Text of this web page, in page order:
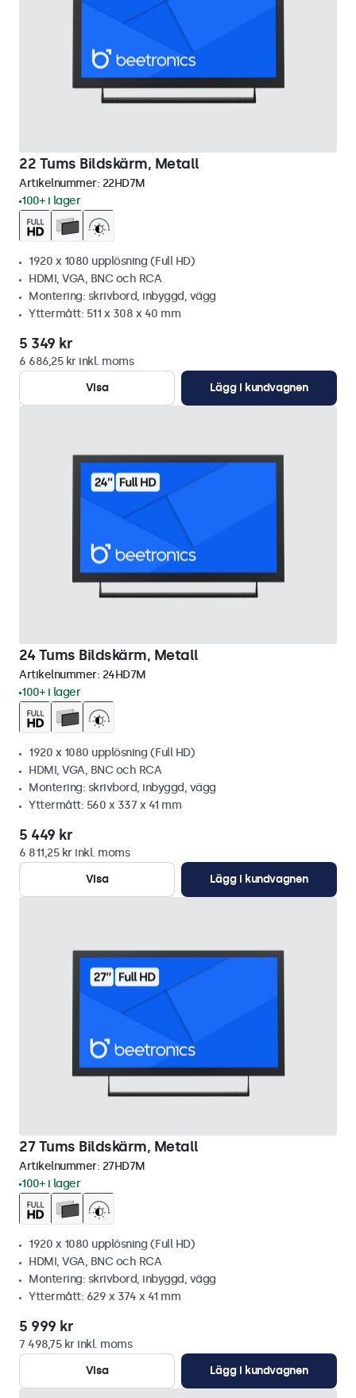
22 Tums Bildskärm, Metall
Artikelnummer: 22HD7M
100+ i lager
1920 x 1080 upplösning (Full HD)
HDMI, VGA, BNC och RCA
Montering: skrivbord, inbyggd, vägg
Yttermått: 511 x 308 x 40 mm
5 349 kr
6 686,25 kr inkl. moms
Visa
Lägg i kundvagnen
24 Tums Bildskärm, Metall
Artikelnummer: 24HD7M
100+ i lager
1920 x 1080 upplösning (Full HD)
HDMI, VGA, BNC och RCA
Montering: skrivbord, inbyggd, vägg
Yttermått: 560 x 337 x 41 mm
5 449 kr
6 811,25 kr inkl. moms
Visa
Lägg i kundvagnen
27 Tums Bildskärm, Metall
Artikelnummer: 27HD7M
100+ i lager
1920 x 1080 upplösning (Full HD)
HDMI, VGA, BNC och RCA
Montering: skrivbord, inbyggd, vägg
Yttermått: 629 x 374 x 41 mm
5 999 kr
7 498,75 kr inkl. moms
Visa
Lägg i kundvagnen